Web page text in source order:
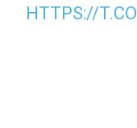
HTTPS://